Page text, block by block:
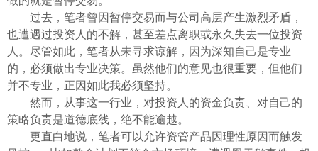
Tiếng việt
ไทย
过去，笔者曾因暂停交易而与公司高层产生激烈矛盾，
也遭遇过投资人的不解，甚至差点离职或永久失去一位投资
人。尽管如此，笔者从未寻求谅解，因为深知自己是专业
的，必须做出专业决策。虽然他们的意见也很重要，但他们
并不专业，正因如此我必须坚持。
然而，从事这一行业，对投资人的资金负责、对自己的
策略负责是道德底线，绝不能逾越。
更直白地说，笔者可以允许资管产品因理性原因而触发